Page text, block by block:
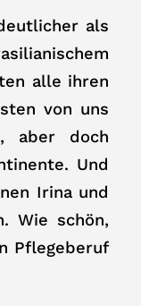
als
alle ihren
von uns
aber doch
Und
Irina und
Wie schön,
Pflegeberuf